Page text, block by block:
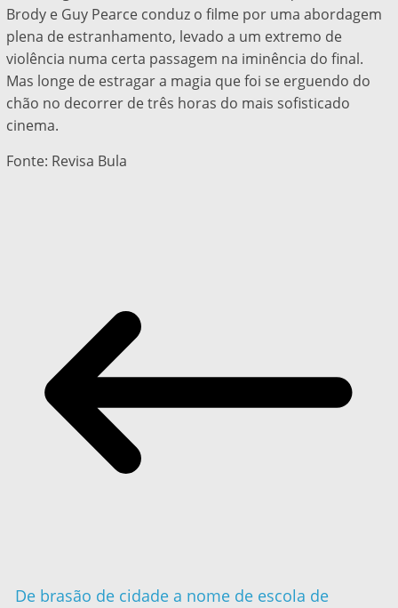
Brody e Guy Pearce conduz o filme por uma abordagem
plena de estranhamento, levado a um extremo de
violência numa certa passagem na iminência do final.
Mas longe de estragar a magia que foi se erguendo do
chão no decorrer de três horas do mais sofisticado
cinema.
Fonte: Revisa Bula
De brasão de cidade a nome de escola de